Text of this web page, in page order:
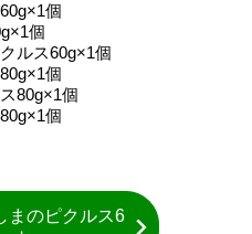
個
個
ルス60g×1個
個
80g×1個
個
まのピクルス6